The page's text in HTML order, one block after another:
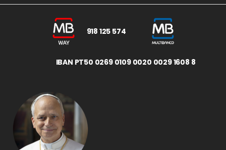
918 125 574
IBAN PT50 0269 0109 0020 0029 1608 8